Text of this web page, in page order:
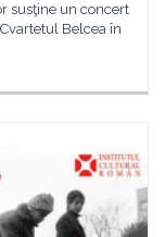
susţine un concert
Belcea în